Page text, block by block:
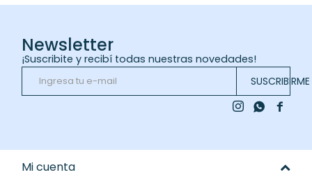
Newsletter
¡Suscribite y recibí todas nuestras novedades!
SUSCRIBIRME

 
Mi cuenta